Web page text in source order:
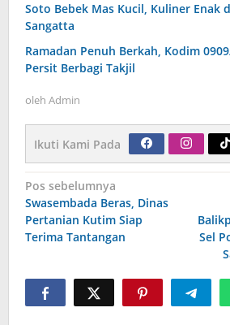
Soto Bebek Mas Kucil, Kuliner Enak
Sangatta
Ramadan Penuh Berkah, Kodim
Persit Berbagi Takjil
oleh Admin
Ikuti Kami Pada
Navigasi
pos
Pos sebelumnya
Swasembada Beras, Dinas
Pertanian Kutim Siap
Terima Tantangan
Sel